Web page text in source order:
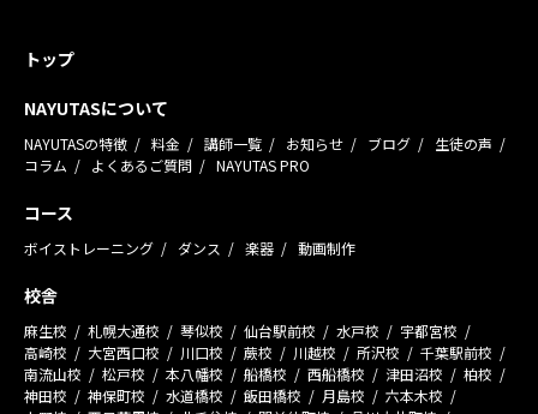
トップ
NAYUTASについて
NAYUTASの特徴 料金 講師一覧 お知らせ ブログ
生徒の声
コラム
よくあるご質問 NAYUTAS PRO
コース
ボイストレーニング ダンス 楽器 動画制作
校舎
麻生校 札幌大通校 琴似校 仙台駅前校 水戸校
宇都宮校
高崎校
大宮西口校 川口校 蕨校 川越校 所沢校
千葉駅前校
南流山校
松戸校 本八幡校 船橋校 西船橋校 津田沼校
柏校
神田校
神保町校 水道橋校 飯田橋校 月島校
六本木校